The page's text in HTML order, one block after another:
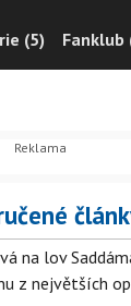
(5) Fanklub
na lov
z největších